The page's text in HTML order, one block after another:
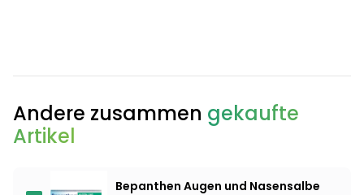
Gesundheit
Andere zusammen gekaufte
Artikel
Bepanthen Augen und Nasensalbe